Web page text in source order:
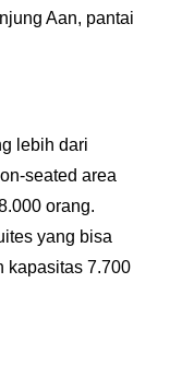
Aan, pantai
lebih dari
seated area
orang.
yang bisa
kapasitas 7.700